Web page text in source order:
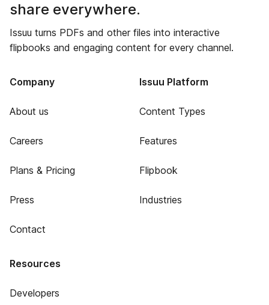
share everywhere.
Issuu turns PDFs and other files into interactive
flipbooks and engaging content for every channel.
Company
About us
Careers
Plans & Pricing
Press
Contact
Issuu Platform
Content Types
Features
Flipbook
Industries
Resources
Developers